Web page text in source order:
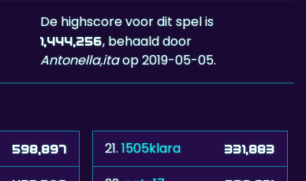
De highscore voor dit spel is
1,444,256, behaald door
Antonella,itaop 2019-05-05.
598,897 21.1505klara 331,883